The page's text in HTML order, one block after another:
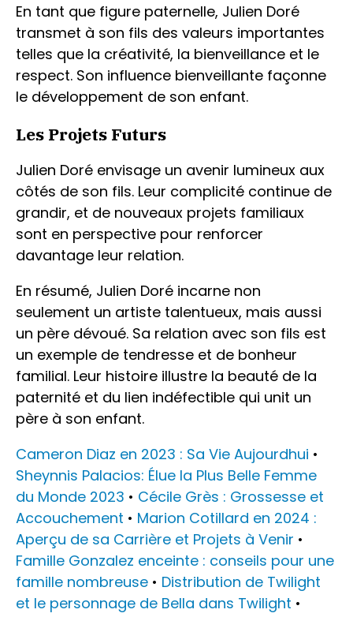
En tant que figure paternelle, Julien Doré
transmet à son fils des valeurs importantes
telles que la créativité, la bienveillance et le
respect. Son influence bienveillante façonne
le développement de son enfant.
Les Projets Futurs
Julien Doré envisage un avenir lumineux aux
côtés de son fils. Leur complicité continue de
grandir, et de nouveaux projets familiaux
sont en perspective pour renforcer
davantage leur relation.
En résumé, Julien Doré incarne non
seulement un artiste talentueux, mais aussi
un père dévoué. Sa relation avec son fils est
un exemple de tendresse et de bonheur
familial. Leur histoire illustre la beauté de la
paternité et du lien indéfectible qui unit un
père à son enfant.
Cameron Diaz en 2023 : Sa Vie Aujourdhui •
Sheynnis Palacios: Élue la Plus Belle Femme
du Monde 2023 • Cécile Grès : Grossesse et
Accouchement • Marion Cotillard en 2024 :
Aperçu de sa Carrière et Projets à Venir •
Famille Gonzalez enceinte : conseils pour une
famille nombreuse • Distribution de Twilight
et le personnage de Bella dans Twilight •